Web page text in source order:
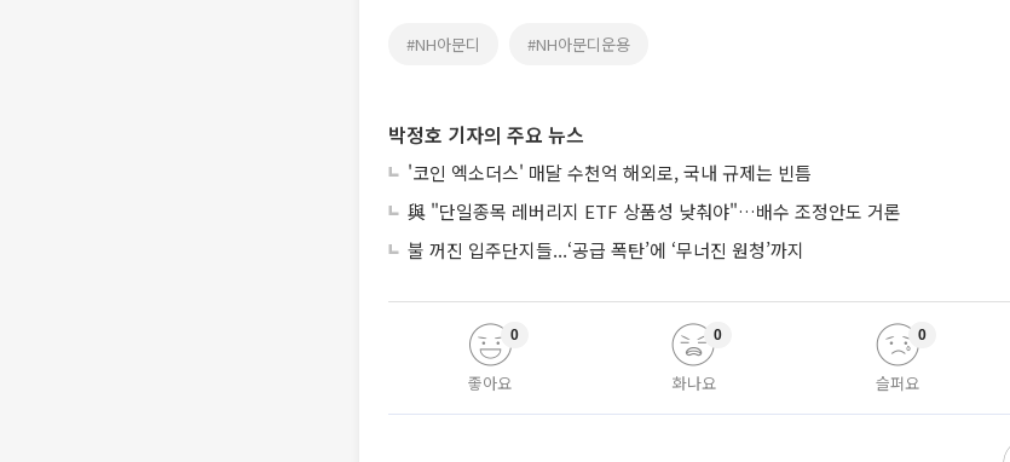
#NH아문디 #NH아문디운용
박정호 기자의 주요 뉴스
'코인 엑소더스' 매달 수천억 해외로, 국내 규제는 빈틈
與 "단일종목 레버리지 ETF 상품성 낮춰야"…배수 조정안도 거론
불 꺼진 입주단지들...‘공급 폭탄’에 ‘무너진 원청’까지
좋아요
0
화나요
0
슬퍼요
0